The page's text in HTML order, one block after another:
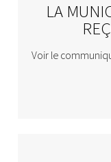
LA
Voir le